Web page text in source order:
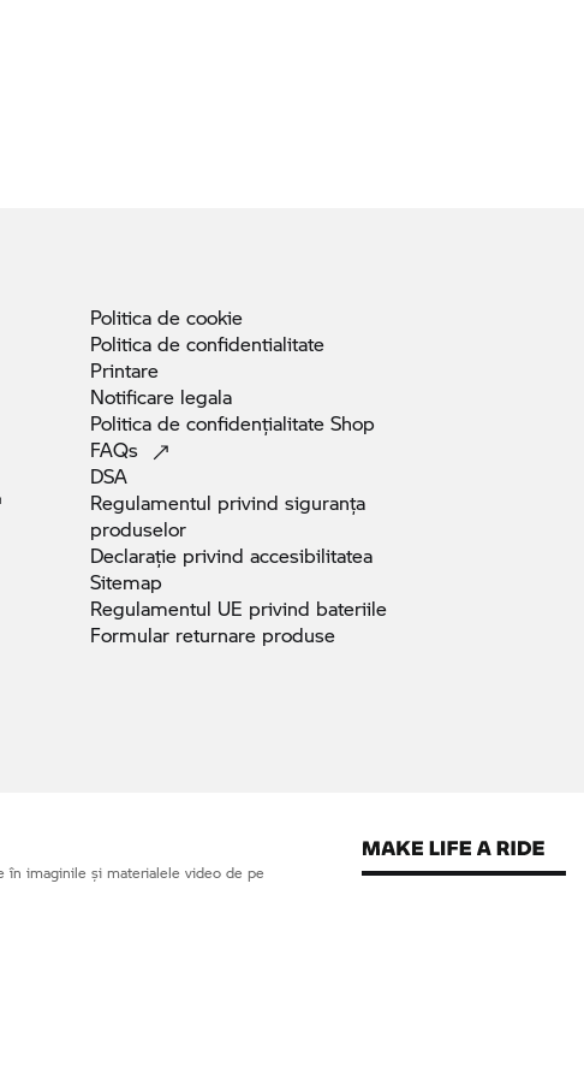
Politica de cookie
Politica de confidentialitate
Printare
Notificare legala
Politica de confidențialitate Shop
FAQs
DSA
Regulamentul privind siguranța
produselor
Declarație privind accesibilitatea
Sitemap
Regulamentul UE privind bateriile
Formular returnare produse
în imaginile și materialele video de pe